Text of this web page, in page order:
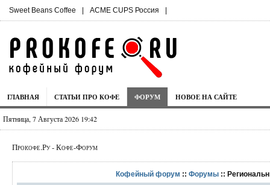
Sweet Beans Coffee | ACME CUPS Россия |
ГЛАВНАЯ СТАТЬИ ПРО КОФЕ ФОРУМ НОВОЕ НА САЙТЕ
Пятница, 7 Августа 2026 19:42
Прокофе.Ру - Кофе-Форум
Кофейный форум ::Форумы ::